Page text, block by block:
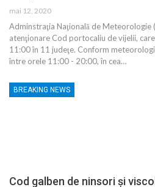
mai 12, 2020
Adminstraţia Naţională de Meteorologie
atenţionare Cod portocaliu de vijelii,
11:00 în 11 judeţe. Conform
între orele 11:00 - 20:00, în cea…
BREAKING NEWS
Cod galben de ninsori şi